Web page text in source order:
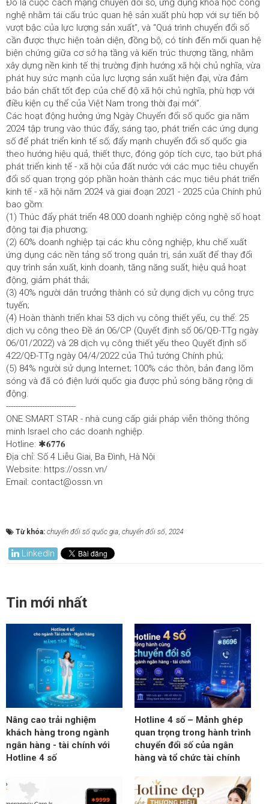
Đó là cuộc cách mạng chuyển đổi số, ứng dụng khoa học công
nghệ nhằm tái cấu trúc quan hệ sản xuất phù hợp với sự tiến bộ
vượt bậc của lực lượng sản xuất”, và “Quá trình chuyển đổi số
cần được thực hiện toàn diện, đồng bộ, có tính đến mối quan hệ
biện chứng giữa cơ sở hạ tầng và kiến trúc thượng tầng, nhằm
xây dựng nền kinh tế thị trường định hướng xã hội chủ nghĩa, vừa
phát huy sức mạnh của lực lượng sản xuất hiện đại, vừa đảm
bảo bản chất tốt đẹp của chế độ xã hội chủ nghĩa, phù hợp với
điều kiện cụ thể của Việt Nam trong thời đại mới”.
Các hoạt động hưởng ứng Ngày Chuyển đổi số quốc gia năm
2024 tập trung vào thúc đẩy, sáng tạo, phát triển các ứng dụng
số để phát triển kinh tế số; đẩy mạnh chuyển đổi số quốc gia
theo hướng hiệu quả, thiết thực, đóng góp tích cực, tạo bứt phá
phát triển kinh tế - xã hội của đất nước với các mục tiêu chuyển
đổi số quan trọng góp phần hoàn thành các mục tiêu phát triển
kinh tế - xã hội năm 2024 và giai đoạn 2021 - 2025 của Chính phủ
bao gồm:
(1) Thúc đẩy phát triển 48.000 doanh nghiệp công nghệ số hoạt
động tại địa phương;
(2) 60% doanh nghiệp tại các khu công nghiệp, khu chế xuất
ứng dụng các nền tảng số trong quản trị, sản xuất để thay đổi
quy trình sản xuất, kinh doanh, tăng năng suất, hiệu quả hoạt
động, giảm phát thải;
(3) 40% người dân trưởng thành có sử dụng dịch vụ công trực
tuyến;
(4) Hoàn thành triển khai 53 dịch vụ công thiết yếu, cụ thể: 25
dịch vụ công theo Đề án 06/CP (Quyết định số 06/QĐ-TTg ngày
06/01/2022) và 28 dịch vụ công thiết yếu theo Quyết định số
422/QĐ-TTg ngày 04/4/2022 của Thủ tướng Chính phủ;
(5) 84% người sử dụng Internet; 100% các thôn, bản đang lõm
sóng và đã có điện lưới quốc gia được phủ sóng băng rộng di
động.
-----------------------------
ONE SMART STAR - nhà cung cấp giải pháp viễn thông thông
minh Israel cho các doanh nghiệp.
Hotline: ✱𝟔𝟕𝟕𝟔
Địa chỉ: Số 4 Liễu Giai, Ba Đình, Hà Nội
Website: https://ossn.vn/
Email: contact@ossn.vn
Từ khóa: chuyển đổi số quốc gia, chuyển đổi số, 2024
LinkedIn
Tin mới nhất
Nâng cao trải nghiệm
khách hàng trong ngành
ngân hàng - tài chính với
Hotline 4 số
Hotline 4 số – Mảnh ghép
quan trọng trong hành trình
chuyển đổi số của ngân
hàng và tổ chức tài chính